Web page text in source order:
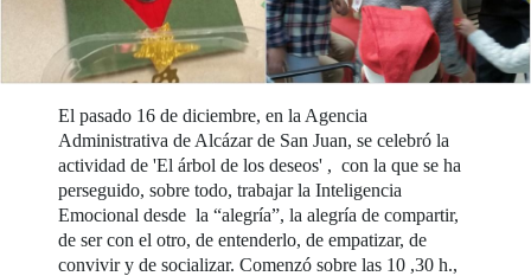
El pasado 16 de diciembre, en la Agencia
Administrativa de Alcázar de San Juan, se celebró la
actividad de 'El árbol de los deseos' , con la que se ha
perseguido, sobre todo, trabajar la Inteligencia
Emocional desde la “alegría”, la alegría de compartir,
de ser con el otro, de entenderlo, de empatizar, de
convivir y de socializar. Comenzó sobre las 10 ,30 h.,